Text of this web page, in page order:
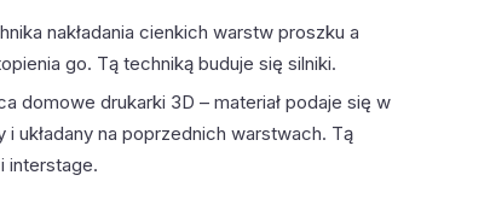
nakładania cienkich warstw proszku a
go. Tą techniką buduje się silniki.
domowe drukarki 3D – materiał podaje się w
układany na poprzednich warstwach. Tą
interstage.